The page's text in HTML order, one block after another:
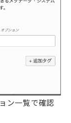
ン一覧で確認